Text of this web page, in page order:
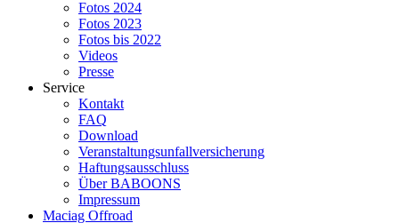
Fotos 2024
Fotos 2023
Fotos bis 2022
Videos
Presse
Service
Kontakt
FAQ
Download
Veranstaltungsunfallversicherung
Haftungsausschluss
Über BABOONS
Impressum
Maciag Offroad